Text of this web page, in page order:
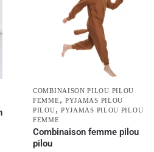
COMBINAISON PILOU PILOU
FEMME, PYJAMAS PILOU
PILOU, PYJAMAS PILOU PILOU
FEMME
Combinaison femme pilou
pilou